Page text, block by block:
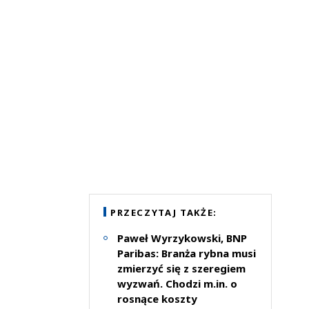
PRZECZYTAJ TAKŻE:
Paweł Wyrzykowski, BNP
Paribas: Branża rybna musi
zmierzyć się z szeregiem
wyzwań. Chodzi m.in. o
rosnące koszty